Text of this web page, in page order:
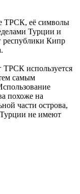
ТРСК, её символы
Турции и
республики Кипр
ТРСК используется
самым
похоже на
части острова,
не имеют